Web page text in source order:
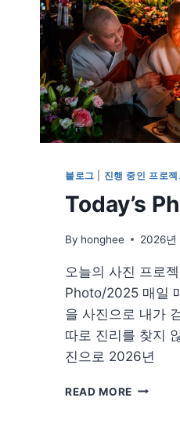
블로그 진행 중인 프로젝
Today’s
By honghee 2026년
오늘의 사진 프로
Photo/2025 매일
을 사진으로 내가
따로 진리를 찾지
진으로 2026년
READ MORE TODAY’S